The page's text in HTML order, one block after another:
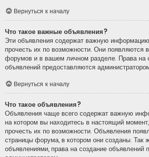
Вернуться к началу
Что такое важные объявления?
Эти объявления содержат важную
прочесть их по возможности. Они появляются
форумов и в вашем личном разделе. Права на
объявлений предоставляются
Вернуться к началу
Что такое объявления?
Объявления чаще всего содержат важную
на котором вы находитесь в настоящий
прочесть их по возможности. Объявления
страницы форума, в котором они созданы. Так
объявлениями, права на создание объявлений